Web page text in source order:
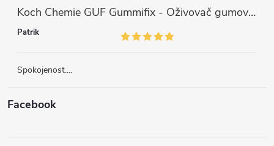
Koch Chemie GUF Gummifix - Oživovač gumových koberců (1000ml)
Patrik
Spokojenost....
Facebook